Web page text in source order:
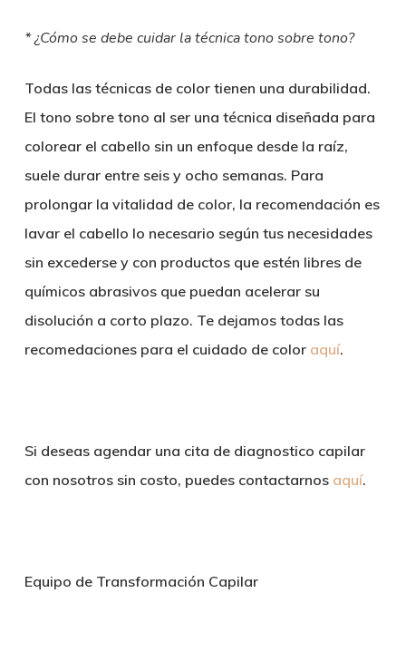
* ¿Cómo se debe cuidar la técnica tono sobre tono?
Todas las técnicas de color tienen una durabilidad.
El tono sobre tono al ser una técnica diseñada para
colorear el cabello sin un enfoque desde la raíz,
suele durar entre seis y ocho semanas. Para
prolongar la vitalidad de color, la recomendación es
lavar el cabello lo necesario según tus necesidades
sin excederse y con productos que estén libres de
químicos abrasivos que puedan acelerar su
disolución a corto plazo. Te dejamos todas las
recomedaciones para el cuidado de color aquí.
Si deseas agendar una cita de diagnostico capilar
con nosotros sin costo, puedes contactarnos aquí.
Equipo de Transformación Capilar